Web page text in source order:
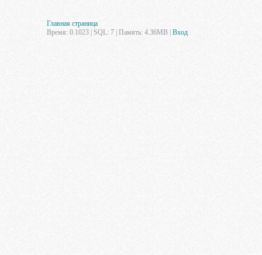
Главная страница
Время: 0.1023 | SQL: 7 | Память: 4.36MB Вход